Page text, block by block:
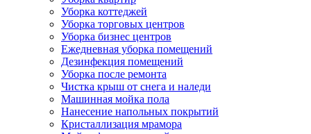
Уборка коттеджей
Уборка торговых центров
Уборка бизнес центров
Ежедневная уборка помещений
Дезинфекция помещений
Уборка после ремонта
Чистка крыш от снега и наледи
Машинная мойка пола
Нанесение напольных покрытий
Кристаллизация мрамора